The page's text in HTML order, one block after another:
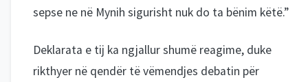
sepse ne në Mynih sigurisht nuk do ta bënim këtë.”
Deklarata e tij ka ngjallur shumë reagime, duke
rikthyer në qendër të vëmendjes debatin për